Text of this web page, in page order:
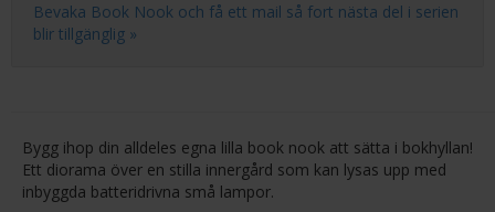
Bevaka Book Nook och få ett mail så fort nästa del i serien
blir tillgänglig »
Bygg ihop din alldeles egna lilla book nook att sätta i bokhyllan!
Ett diorama över en stilla innergård som kan lysas upp med
inbyggda batteridrivna små lampor.